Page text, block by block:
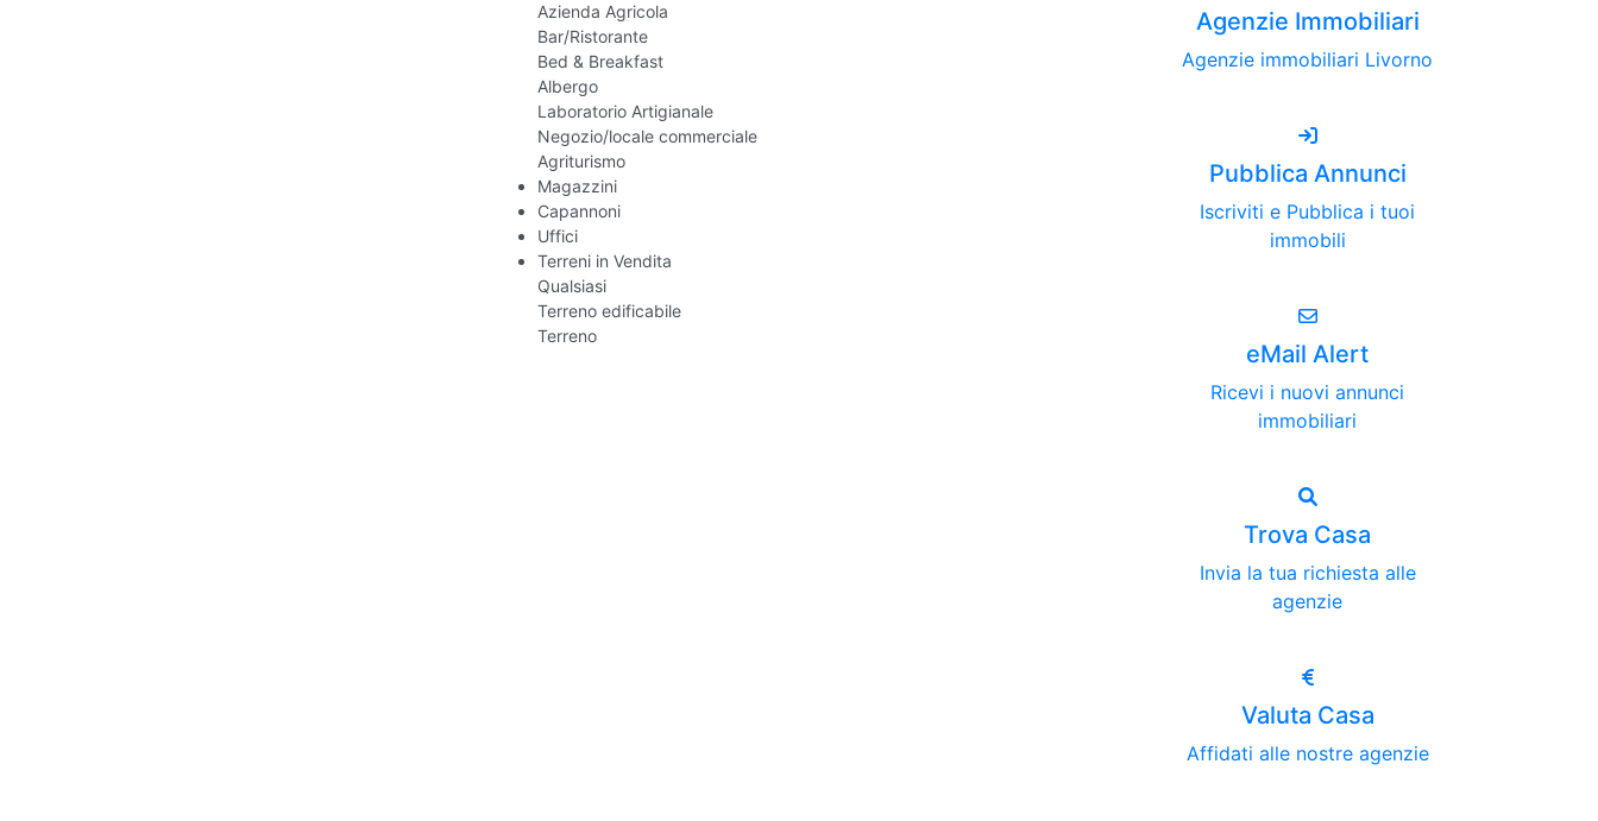
Azienda Agricola
Bar/Ristorante
Bed & Breakfast
Albergo
Laboratorio Artigianale
Negozio/locale commerciale
Agriturismo
Magazzini
Capannoni
Uffici
Terreni in Vendita
Qualsiasi
Terreno edificabile
Terreno
Agenzie Immobiliari
Agenzie immobiliari Livorno
Pubblica Annunci
Iscriviti e Pubblica i tuoi
immobili
eMail Alert
Ricevi i nuovi annunci
immobiliari
Trova Casa
Invia la tua richiesta alle
agenzie
Valuta Casa
Affidati alle nostre agenzie